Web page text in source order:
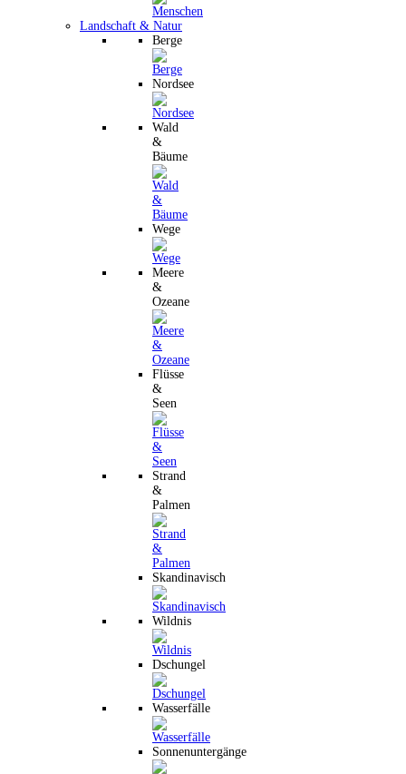
Landschaft & Natur
Berge
Nordsee
Wald
&
Bäume
Wege
Meere
&
Ozeane
Flüsse
&
Seen
Strand
&
Palmen
Skandinavisch
Wildnis
Dschungel
Wasserfälle
Sonnenuntergänge